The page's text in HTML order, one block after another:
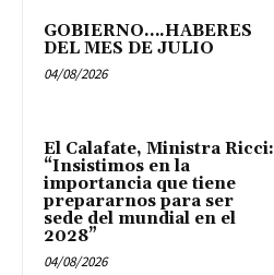
GOBIERNO….HABERES
DEL MES DE JULIO
04/08/2026
El Calafate, Ministra Ricci:
“Insistimos en la
importancia que tiene
prepararnos para ser
sede del mundial en el
2028”
04/08/2026